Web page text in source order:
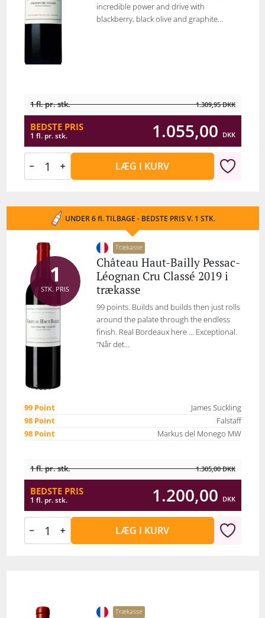
incredible power and drive with
blackberry, black olive and graphite...
1 fl. pr. stk. 1.309,95DKK
BEDSTE PRIS
1 fl. pr. stk. 1.055,00 DKK
LÆG I KURV
UNDER 6 fl. TILBAGE - BEDSTE PRIS V. 1 STK.
1
STK. PRIS
Trækasse
Château Haut-Bailly Pessac-
Léognan Cru Classé 2019 i
trækasse
99 points. Builds and builds then just rolls
around the palate through the endless
finish. Real Bordeaux here ... Exceptional.
”Når det...
99 Point
James Suckling
98 Point
Falstaff
98 Point
Markus del Monego MW
1 fl. pr. stk. 1.305,00DKK
BEDSTE PRIS
1 fl. pr. stk. 1.200,00 DKK
LÆG I KURV
Trækasse